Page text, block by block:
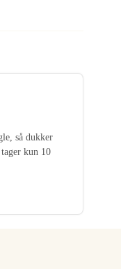
så dukker
kun 10